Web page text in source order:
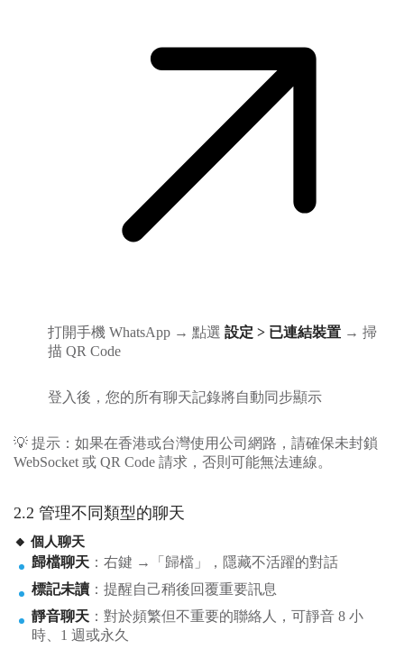
打開手機 WhatsApp → 點選 設定 > 已連結裝置→ 掃
描 QR Code
登入後，您的所有聊天記錄將自動同步顯示
💡 提示：如果在香港或台灣使用公司網路，請確保未封鎖
WebSocket 或 QR Code 請求，否則可能無法連線。
2.2 管理不同類型的聊天
🔸 個人聊天
歸檔聊天 ：右鍵 →「歸檔」，隱藏不活躍的對話
標記未讀 ：提醒自己稍後回覆重要訊息
靜音聊天 ：對於頻繁但不重要的聯絡人，可靜音 8 小
時、1 週或永久